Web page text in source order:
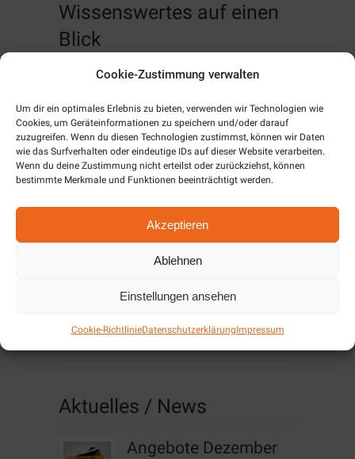
Cookie-Zustimmung verwalten
Um dir ein optimales Erlebnis zu bieten, verwenden wir Technologien wie
Cookies, um Geräteinformationen zu speichern und/oder darauf
zuzugreifen. Wenn du diesen Technologien zustimmst, können wir Daten
wie das Surfverhalten oder eindeutige IDs auf dieser Website verarbeiten.
Wenn du deine Zustimmung nicht erteilst oder zurückziehst, können
bestimmte Merkmale und Funktionen beeinträchtigt werden.
Akzeptieren
Ablehnen
Einstellungen ansehen
Cookie-RichtlinieDatenschutzerklärungImpressum
Wissenswertes auf einen
Blick
Home
Computer, IT & Infrastruktur
Web-Design & Hosting
Alarm & SmartHome
Unternehmen
Aktuelles / News
Angebote Dezember